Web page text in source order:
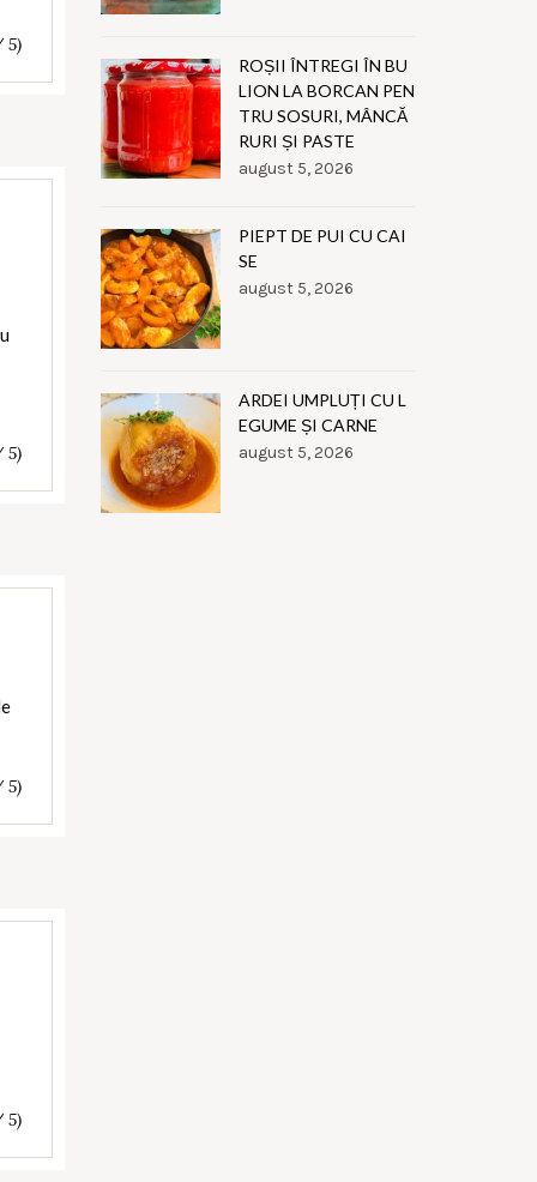
5)
5)
5)
5)
ROȘII ÎNTREGI ÎN BU
LION LA BORCAN PEN
TRU SOSURI, MÂNCĂ
RURI ȘI PASTE
august 5, 2026
PIEPT DE PUI CU CAI
SE
august 5, 2026
ARDEI UMPLUȚI CU L
EGUME ȘI CARNE
august 5, 2026